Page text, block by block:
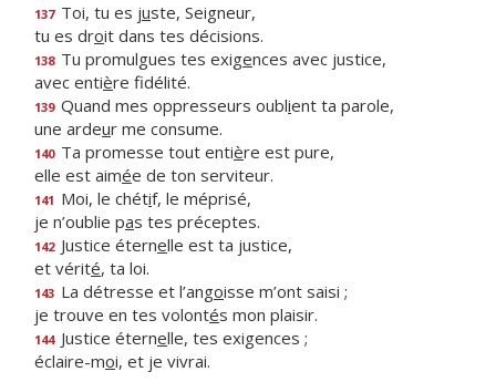
137 Toi, tu es juste, Seigneur,
tu es droit dans tes décisions.
138 Tu promulgues tes exigences avec justice,
avec entière fidélité.
139 Quand mes oppresseurs oublient ta parole,
une ardeur me consume.
140 Ta promesse tout entière est pure,
elle est aimée de ton serviteur.
141 Moi, le chétif, le méprisé,
je n’oublie pas tes préceptes.
142 Justice éternelle est ta justice,
et vérité, ta loi.
143 La détresse et l’angoisse m’ont saisi ;
je trouve en tes volontés mon plaisir.
144 Justice éternelle, tes exigences ;
éclaire-moi, et je vivrai.